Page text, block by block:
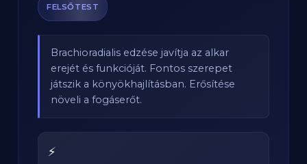
FELSŐTEST
Brachioradialis edzése javítja az alkar
erejét és funkcióját. Fontos szerepet
játszik a könyökhajlításban. Erősítése
növeli a fogáserőt.
⚡